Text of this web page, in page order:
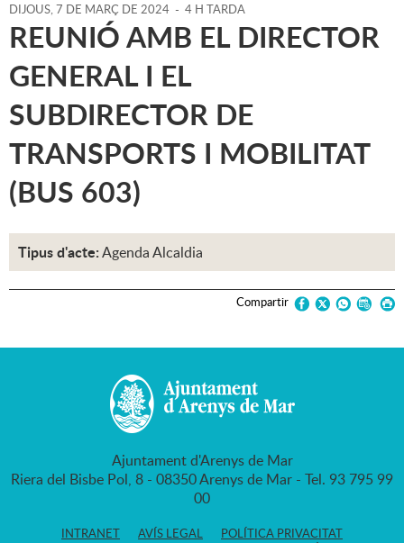
DIJOUS,7 DE MARÇ DE 2024 - 4 H TARDA
REUNIÓ AMB EL DIRECTOR
GENERAL I EL
SUBDIRECTOR DE
TRANSPORTS I MOBILITAT
(BUS 603)
Tipus d'acte:Agenda Alcaldia
Compartir
Ajuntament d'Arenys de Mar
Riera del Bisbe Pol, 8 - 08350 Arenys de Mar - Tel. 93 795 99
00
INTRANET AVÍS LEGAL
POLÍTICA PRIVACITAT